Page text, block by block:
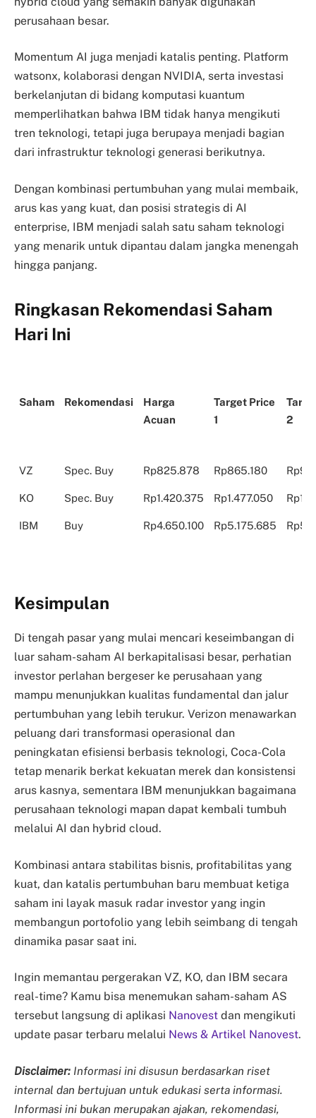
perusahaan besar.
Momentum AI juga menjadi katalis penting. Platform
watsonx, kolaborasi dengan NVIDIA, serta investasi
berkelanjutan di bidang komputasi kuantum
memperlihatkan bahwa IBM tidak hanya mengikuti
tren teknologi, tetapi juga berupaya menjadi bagian
dari infrastruktur teknologi generasi berikutnya.
Dengan kombinasi pertumbuhan yang mulai membaik,
arus kas yang kuat, dan posisi strategis di AI
enterprise, IBM menjadi salah satu saham teknologi
yang menarik untuk dipantau dalam jangka menengah
hingga panjang.
Ringkasan Rekomendasi Saham
Hari Ini
Saham Rekomendasi
Harga
Acuan
Target Price
1
2
Saham Rekomendasi
Harga
Target Price
VZ Spec. Buy Rp825.878 Rp865.180
KO Spec. Buy Rp1.420.375 Rp1.477.050
IBM Buy Rp4.650.100 Rp5.175.685
Kesimpulan
Di tengah pasar yang mulai mencari keseimbangan di
luar saham-saham AI berkapitalisasi besar, perhatian
investor perlahan bergeser ke perusahaan yang
mampu menunjukkan kualitas fundamental dan jalur
pertumbuhan yang lebih terukur. Verizon menawarkan
peluang dari transformasi operasional dan
peningkatan efisiensi berbasis teknologi, Coca-Cola
tetap menarik berkat kekuatan merek dan konsistensi
arus kasnya, sementara IBM menunjukkan bagaimana
perusahaan teknologi mapan dapat kembali tumbuh
melalui AI dan hybrid cloud.
Kombinasi antara stabilitas bisnis, profitabilitas yang
kuat, dan katalis pertumbuhan baru membuat ketiga
saham ini layak masuk radar investor yang ingin
membangun portofolio yang lebih seimbang di tengah
dinamika pasar saat ini.
Ingin memantau pergerakan VZ, KO, dan IBM secara
real-time? Kamu bisa menemukan saham-saham AS
tersebut langsung di aplikasi Nanovest dan mengikuti
update pasar terbaru melalui News & Artikel Nanovest.
Disclaimer: Informasi ini disusun berdasarkan riset
internal dan bertujuan untuk edukasi serta informasi.
Informasi ini bukan merupakan ajakan, rekomendasi,